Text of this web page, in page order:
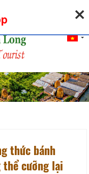
thức bánh
cưỡng lại